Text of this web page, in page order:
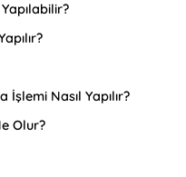
Nasıl Yapılır?
Olur?